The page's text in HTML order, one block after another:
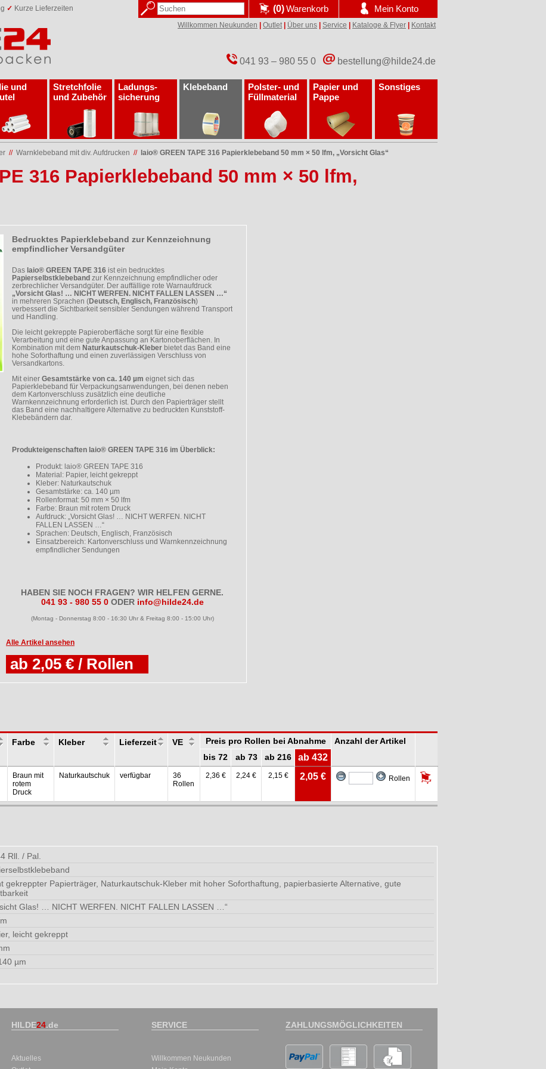
✓ Kurze Lieferzeiten
Willkommen Neukunden Outlet Über uns Service Kataloge & Flyer Kontakt
041 93 – 980 55 0 bestellung@hilde24.de
(0)Warenkorb Mein Konto
und
Stretchfolie
und Zubehör
Ladungs­
sicherung
Klebeband
Polster- und
Füllmaterial
Papier und
Pappe
Sonstiges
// Warnklebeband mit div. Aufdrucken // laio® GREEN TAPE 316 Papierklebeband 50 mm × 50 lfm, „Vorsicht Glas“
316 Papierklebeband 50 mm × 50 lfm,
Bedrucktes Papierklebeband zur Kennzeichnung
empfindlicher Versandgüter
Das laio® GREEN TAPE 316 ist ein bedrucktes
Papierselbstklebeband zur Kennzeichnung empfindlicher oder
zerbrechlicher Versandgüter. Der auffällige rote Warnaufdruck
„Vorsicht Glas! … NICHT WERFEN. NICHT FALLEN LASSEN …“
in mehreren Sprachen (Deutsch, Englisch, Französisch)
verbessert die Sichtbarkeit sensibler Sendungen während Transport
und Handling.
Die leicht gekreppte Papieroberfläche sorgt für eine flexible
Verarbeitung und eine gute Anpassung an Kartonoberflächen. In
Kombination mit dem Naturkautschuk-Kleber bietet das Band eine
hohe Soforthaftung und einen zuverlässigen Verschluss von
Versandkartons.
Mit einer Gesamtstärke von ca. 140 µm eignet sich das
Papierklebeband für Verpackungsanwendungen, bei denen neben
dem Kartonverschluss zusätzlich eine deutliche
Warnkennzeichnung erforderlich ist. Durch den Papierträger stellt
das Band eine nachhaltigere Alternative zu bedruckten Kunststoff-
Klebebändern dar.
Produkteigenschaften laio® GREEN TAPE 316 im Überblick:
Produkt: laio® GREEN TAPE 316
Material: Papier, leicht gekreppt
Kleber: Naturkautschuk
Gesamtstärke: ca. 140 µm
Rollenformat: 50 mm × 50 lfm
Farbe: Braun mit rotem Druck
Aufdruck: „Vorsicht Glas! … NICHT WERFEN. NICHT
FALLEN LASSEN …“
Sprachen: Deutsch, Englisch, Französisch
Einsatzbereich: Kartonverschluss und Warnkennzeichnung
empfindlicher Sendungen
HABEN SIE NOCH FRAGEN? WIR HELFEN GERNE.
041 93 - 980 55 0 ODER info@hilde24.de
(Montag - Donnerstag 8:00 - 16:30 Uhr & Freitag 8:00 - 15:00 Uhr)
Alle Artikel ansehen
ab 2,05 € / Rollen
Farbe Kleber Lieferzeit VE Preis pro Rollen bei Abnahme
Anzahl der Artikel
bis 72
ab 73 ab 216 ab 432
Braun mit
rotem
Druck
Naturkautschuk verfügbar
36
Rollen
2,36 € 2,24 € 2,15 € 2,05 € Rollen
Rll. / Pal.
gekreppter Papierträger, Naturkautschuk-Kleber mit hoher Soforthaftung, papierbasierte Alternative, gute
Glas! … NICHT WERFEN. NICHT FALLEN LASSEN …“
leicht gekreppt
µm
HILDE24.de
Aktuelles
SERVICE
Willkommen Neukunden
ZAHLUNGSMÖGLICHKEITEN